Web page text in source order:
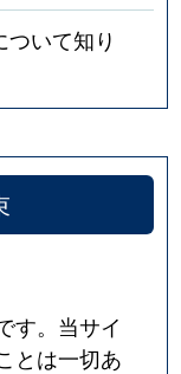
いて知り
す。当サイ
とは一切あ